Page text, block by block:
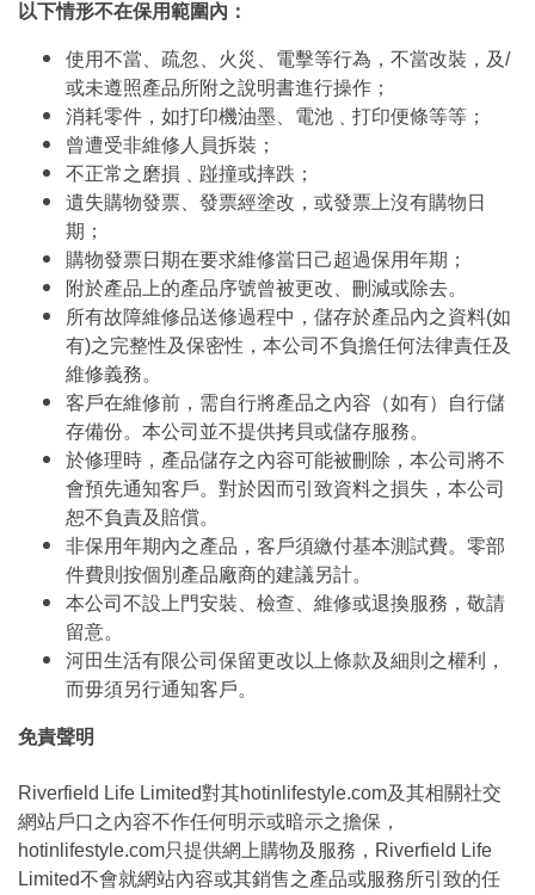
以下情形不在保用範圍內：
使用不當、疏忽、火災、電擊等行為，不當改裝，及/
或未遵照產品所附之說明書進行操作；
消耗零件，如打印機油墨、電池﹑打印便條等等；
曾遭受非維修人員拆裝；
不正常之磨損﹑踫撞或摔跌；
遺失購物發票、發票經塗改，或發票上沒有購物日
期；
購物發票日期在要求維修當日己超過保用年期；
附於產品上的產品序號曾被更改、刪減或除去。
所有故障維修品送修過程中，儲存於產品內之資料(如
有)之完整性及保密性，本公司不負擔任何法律責任及
維修義務。
客戶在維修前，需自行將產品之內容（如有）自行儲
存備份。本公司並不提供拷貝或儲存服務。
於修理時，產品儲存之內容可能被刪除，本公司將不
會預先通知客戶。對於因而引致資料之損失，本公司
恕不負責及賠償。
非保用年期內之產品，客戶須繳付基本測試費。零部
件費則按個別產品廠商的建議另計。
本公司不設上門安裝、檢查、維修或退換服務，敬請
留意。
河田生活有限公司保留更改以上條款及細則之權利，
而毋須另行通知客戶。
免責聲明
Riverfield Life Limited對其hotinlifestyle.com及其相關社交
網站戶口之內容不作任何明示或暗示之擔保，
hotinlifestyle.com只提供網上購物及服務，Riverfield Life
Limited不會就網站內容或其銷售之產品或服務所引致的任